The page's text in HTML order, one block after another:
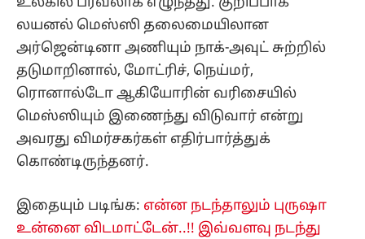
லயனல் மெஸ்ஸி தலைமையிலான
அர்ஜென்டினா அணியும் நாக்-அவுட் சுற்றில்
தடுமாறினால், மோட்ரிச், நெய்மர்,
ரொனால்டோ ஆகியோரின் வரிசையில்
மெஸ்ஸியும் இணைந்து விடுவார் என்று
அவரது விமர்சகர்கள் எதிர்பார்த்துக்
கொண்டிருந்தனர்.
இதையும் படிங்க: என்ன நடந்தாலும் புருஷா
உன்னை விடமாட்டேன்..!! இவ்வளவு நடந்து